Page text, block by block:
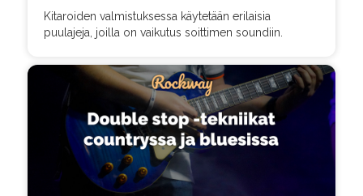
Kitaroiden valmistuksessa käytetään erilaisia
puulajeja, joilla on vaikutus soittimen soundiin.